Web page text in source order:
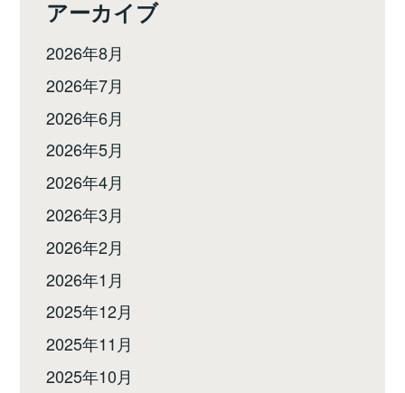
アーカイブ
2026年8月
2026年7月
2026年6月
2026年5月
2026年4月
2026年3月
2026年2月
2026年1月
2025年12月
2025年11月
2025年10月